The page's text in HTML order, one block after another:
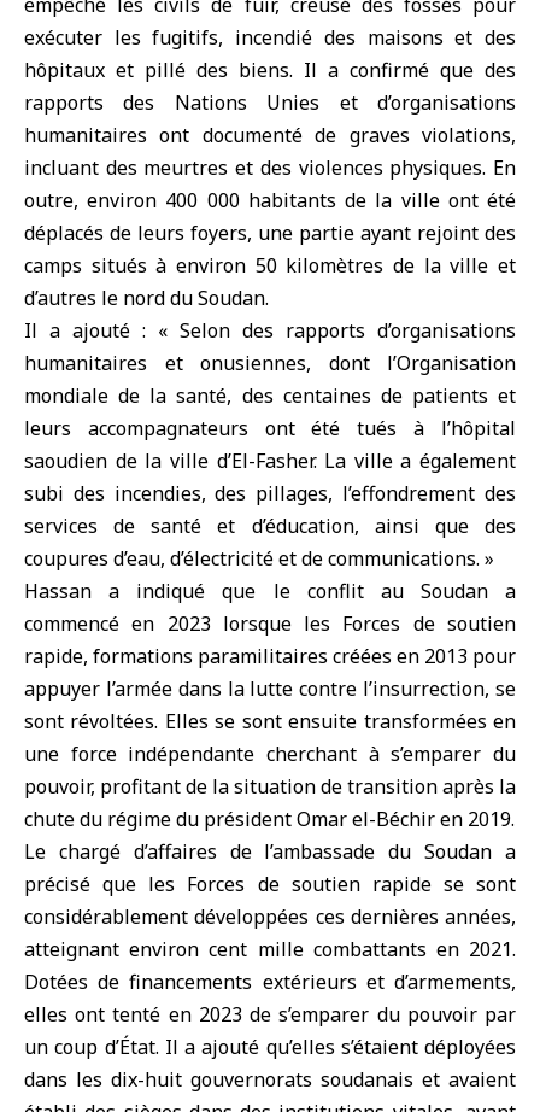
exécuter les fugitifs, incendié des maisons et des
hôpitaux et pillé des biens. Il a confirmé que des
rapports des Nations Unies et d’organisations
humanitaires ont documenté de graves violations,
incluant des meurtres et des violences physiques. En
outre, environ 400 000 habitants de la ville ont été
déplacés de leurs foyers, une partie ayant rejoint des
camps situés à environ 50 kilomètres de la ville et
d’autres le nord du Soudan.
Il a ajouté : « Selon des rapports d’organisations
humanitaires et onusiennes, dont l’Organisation
mondiale de la santé, des centaines de patients et
leurs accompagnateurs ont été tués à l’hôpital
saoudien de la ville d’El-Fasher. La ville a également
subi des incendies, des pillages, l’effondrement des
services de santé et d’éducation, ainsi que des
coupures d’eau, d’électricité et de communications. »
Hassan a indiqué que le conflit au Soudan a
commencé en 2023 lorsque les Forces de soutien
rapide, formations paramilitaires créées en 2013 pour
appuyer l’armée dans la lutte contre l’insurrection, se
sont révoltées. Elles se sont ensuite transformées en
une force indépendante cherchant à s’emparer du
pouvoir, profitant de la situation de transition après la
chute du régime du président Omar el-Béchir en 2019.
Le chargé d’affaires de l’ambassade du Soudan a
précisé que les Forces de soutien rapide se sont
considérablement développées ces dernières années,
atteignant environ cent mille combattants en 2021.
Dotées de financements extérieurs et d’armements,
elles ont tenté en 2023 de s’emparer du pouvoir par
un coup d’État. Il a ajouté qu’elles s’étaient déployées
dans les dix-huit gouvernorats soudanais et avaient